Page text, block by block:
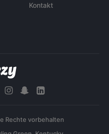
Kontakt
Rechte vorbehalten